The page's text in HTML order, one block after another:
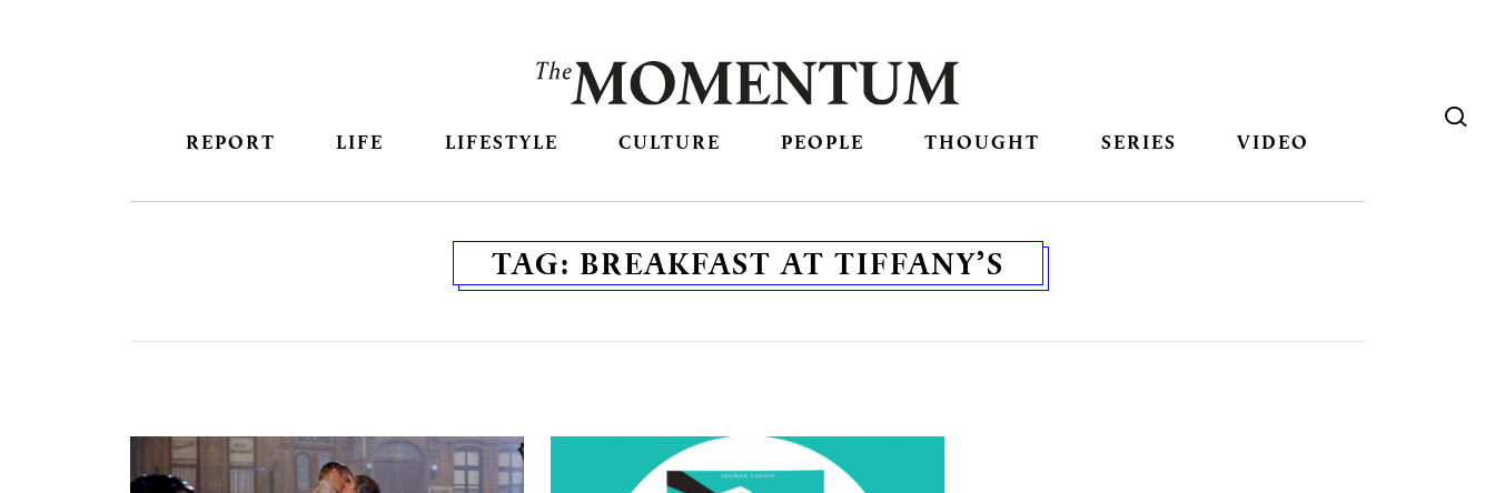
REPORT LIFE LIFESTYLE CULTURE PEOPLE THOUGHT SERIES VIDEO
TAG: BREAKFAST AT TIFFANY’S